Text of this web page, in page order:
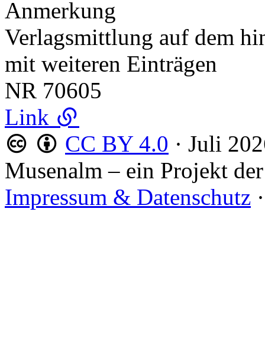
Anmerkung
Verlagsmittlung auf dem
mit weiteren Einträgen
NR 70605
Link
CC BY 4.0 · Juli
Musenalm – ein Projekt der
Impressum & Datenschutz ·